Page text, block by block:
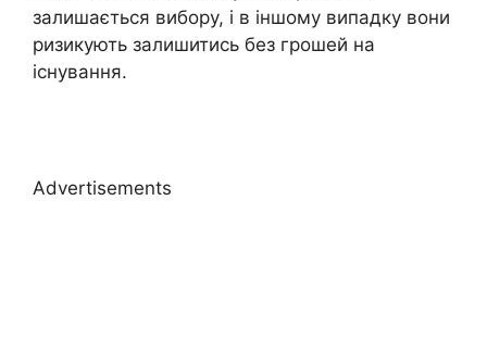
залишається вибору, і в іншому випадку вони
ризикують залишитись без грошей на
існування.
Advertisements